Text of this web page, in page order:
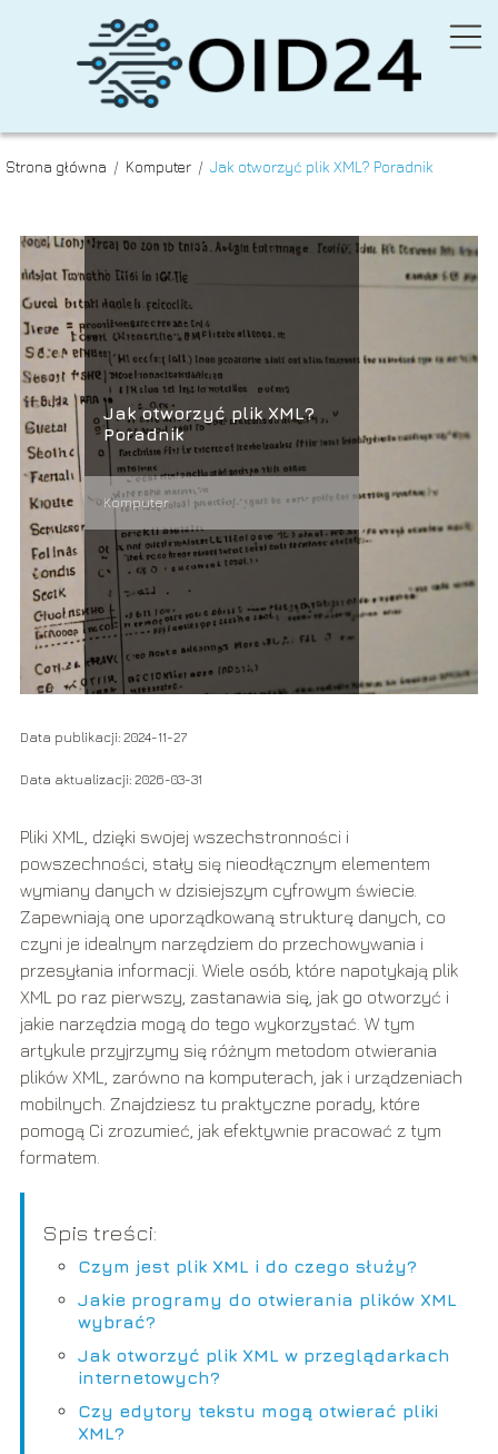
Strona główna / Komputer / Jak otworzyć plik XML? Poradnik
Jak otworzyć plik XML?
Poradnik
Komputer
Data publikacji: 2024-11-27
Data aktualizacji: 2026-03-31
Pliki XML, dzięki swojej wszechstronności i
powszechności, stały się nieodłącznym elementem
wymiany danych w dzisiejszym cyfrowym świecie.
Zapewniają one uporządkowaną strukturę danych, co
czyni je idealnym narzędziem do przechowywania i
przesyłania informacji. Wiele osób, które napotykają plik
XML po raz pierwszy, zastanawia się, jak go otworzyć i
jakie narzędzia mogą do tego wykorzystać. W tym
artykule przyjrzymy się różnym metodom otwierania
plików XML, zarówno na komputerach, jak i urządzeniach
mobilnych. Znajdziesz tu praktyczne porady, które
pomogą Ci zrozumieć, jak efektywnie pracować z tym
formatem.
Spis treści:
Czym jest plik XML i do czego służy?
Jakie programy do otwierania plików XML
wybrać?
Jak otworzyć plik XML w przeglądarkach
internetowych?
Czy edytory tekstu mogą otwierać pliki
XML?